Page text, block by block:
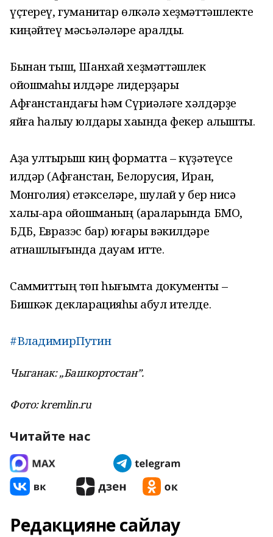
үҫтереү, гуманитар өлкәлә хеҙмәттәшлекте
киңәйтеү мәсьәләләре ҡаралды.
Бынан тыш, Шанхай хеҙмәттәшлек
ойошмаһы илдәре лидерҙары
Афғанстандағы һәм Сүриәләге хәлдәрҙе
яйға һалыу юлдары хаҡында фекер алышты.
Аҙаҡ ултырыш киң форматта – күҙәтеүсе
илдәр (Афғанстан, Белорусия, Иран,
Монголия) етәкселәре, шулай уҡ бер нисә
халыҡ-ара ойошманың (араларында БМО,
БДБ, Евразэс бар) юғары вәкилдәре
ҡатнашлығында дауам итте.
Саммиттың төп һығымта документы –
Бишкәк декларацияһы ҡабул ителде.
#ВладимирПутин
Чыганак: „Башкортостан”.
Фото: kremlin.ru
Читайте нас
Редакцияне сайлау